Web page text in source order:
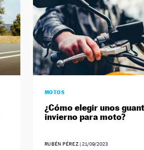
MOTOS
¿Cómo elegir unos
invierno para moto?
RUBÉN PÉREZ |21/09/2023